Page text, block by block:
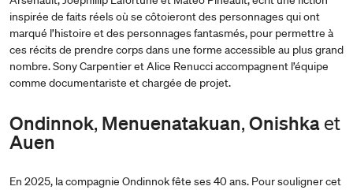
inspirée de faits réels où se côtoieront des personnages qui ont
marqué l’histoire et des personnages fantasmés, pour permettre à
ces récits de prendre corps dans une forme accessible au plus grand
nombre. Sony Carpentier et Alice Renucci accompagnent l’équipe
comme documentariste et chargée de projet.
Ondinnok, Menuenatakuan, Onishka et
Auen
En 2025, la compagnie Ondinnok fête ses 40 ans. Pour souligner cet